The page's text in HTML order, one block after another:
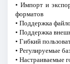
• Импорт и
форматов
• Поддержка
• Поддержка
• Гибкий
• Регулируемые
• Настраиваемые